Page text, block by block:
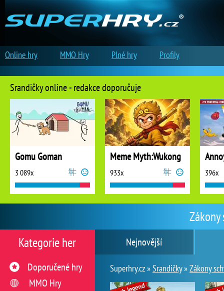
Nejnovější
Superhry.cz »Srandičky»Zákony
Kategorie her
Doporučené hry
MMO Hry
Srandičky online - redakce doporučuje
Gomu Goman
3 089x
Meme Myth:Wukong
933x 396x
Online hry MMO Hry Plné hry Profily